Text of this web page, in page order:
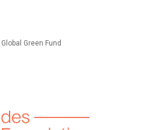
Global Green Fund